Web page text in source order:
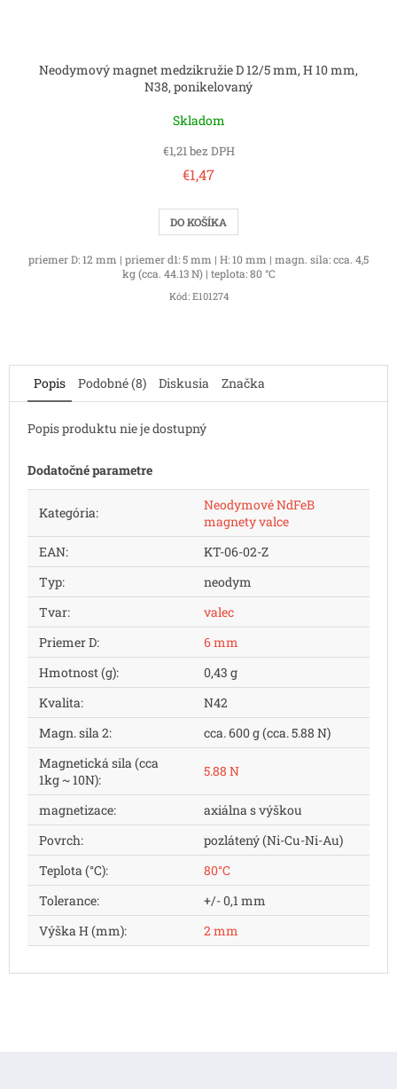
Neodymový magnet medzikružie D 12/5 mm, H 10 mm,
N38, ponikelovaný
Skladom
€1,21 bez DPH
€1,47
DO KOŠÍKA
priemer D: 12 mm | priemer d1: 5 mm | H: 10 mm | magn. sila: cca. 4,5
kg (cca. 44.13 N) | teplota: 80 °C
Kód: E101274
Popis Podobné (8) Diskusia Značka
Popis produktu nie je dostupný
Dodatočné parametre
Kategória:
Neodymové NdFeB
magnety valce
EAN:
KT-06-02-Z
Typ:
neodym
Tvar:
valec
Priemer D:
6 mm
Hmotnost (g):
0,43 g
Kvalita:
N42
Magn. sila 2:
cca. 600 g (cca. 5.88 N)
Magnetická sila (cca
1kg ~ 10N):
5.88 N
magnetizace:
axiálna s výškou
Povrch:
pozlátený (Ni-Cu-Ni-Au)
Teplota (°C):
80°C
Tolerance:
+/- 0,1 mm
Výška H (mm): 2 mm